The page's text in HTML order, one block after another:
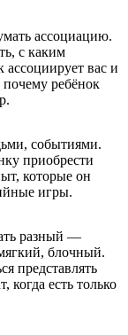
ассоциацию.
с каким
вас и
ребёнок
событиями.
приобрести
которые он
игры.
разный —
блочный.
представлять
когда есть только